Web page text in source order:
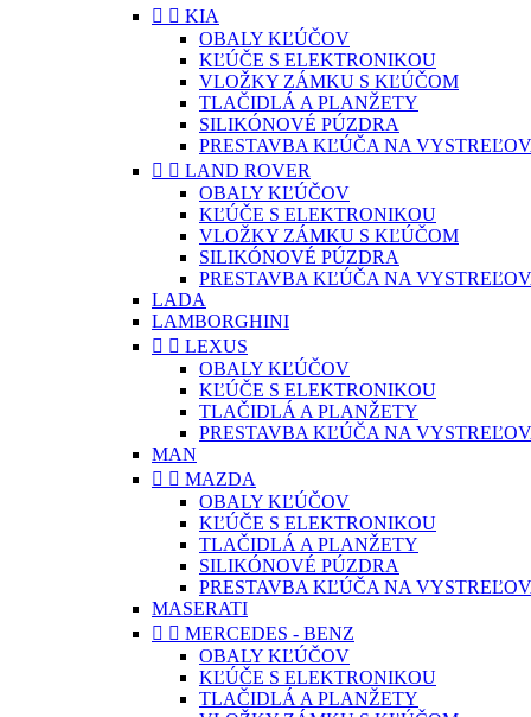
  KIA
OBALY KĽÚČOV
KĽÚČE S ELEKTRONIKOU
VLOŽKY ZÁMKU S KĽÚČOM
TLAČIDLÁ A PLANŽETY
SILIKÓNOVÉ PÚZDRA
PRESTAVBA KĽÚČA NA
  LAND ROVER
OBALY KĽÚČOV
KĽÚČE S ELEKTRONIKOU
VLOŽKY ZÁMKU S KĽÚČOM
SILIKÓNOVÉ PÚZDRA
PRESTAVBA KĽÚČA NA
LADA
LAMBORGHINI
  LEXUS
OBALY KĽÚČOV
KĽÚČE S ELEKTRONIKOU
TLAČIDLÁ A PLANŽETY
PRESTAVBA KĽÚČA NA
MAN
  MAZDA
OBALY KĽÚČOV
KĽÚČE S ELEKTRONIKOU
TLAČIDLÁ A PLANŽETY
SILIKÓNOVÉ PÚZDRA
PRESTAVBA KĽÚČA NA
MASERATI
  MERCEDES - BENZ
OBALY KĽÚČOV
KĽÚČE S ELEKTRONIKOU
TLAČIDLÁ A PLANŽETY